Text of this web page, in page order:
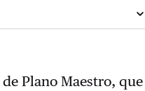
Plano Maestro, que